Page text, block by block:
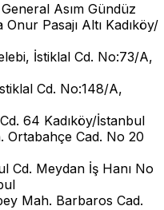
Asım Gündüz
Pasajı Altı Kadıköy/
İstiklal Cd. No:73/A,
Cd. No:148/A,
64 Kadıköy/İstanbul
Ortabahçe Cad. No 20
Cd. Meydan İş Hanı No
Mah. Barbaros Cad.